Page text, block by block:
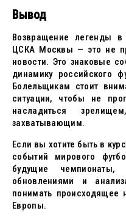
Вывод
Возвращение легенды
ЦСКА Москвы — это не
новости. Это знаковые
динамику российского
Болельщикам стоит
ситуации, чтобы не
насладиться
захватывающим.
Если вы хотите быть в
событий мирового
будущие
обновлениями и
понимать происходящее
Европы.